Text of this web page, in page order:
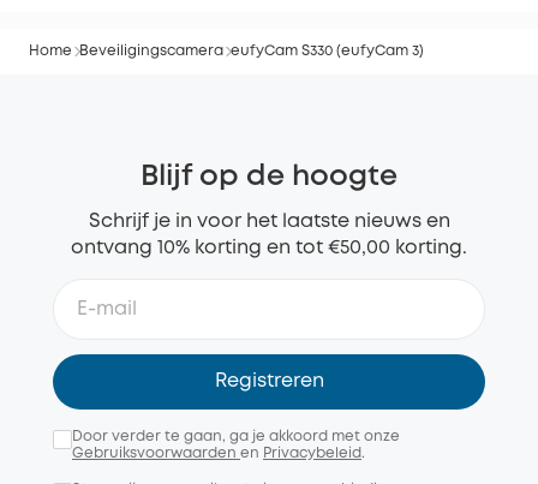
Home Beveiligingscamera eufyCam S330 (eufyCam 3)
Blijf op de hoogte
Schrijf je in voor het laatste nieuws en
ontvang 10% korting en tot €50,00 korting.
Registreren
Door verder te gaan, ga je akkoord met onze
Gebruiksvoorwaarden en Privacybeleid.